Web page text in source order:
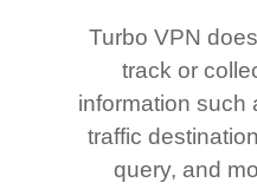
Turbo VPN
track or
information such
traffic
query, and